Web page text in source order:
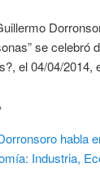
se celebró
el 04/04/